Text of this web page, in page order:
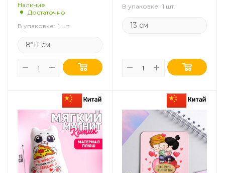
Наличие
Достаточно
В упаковке: 1 шт.
8*11 см
В упаковке: 1 шт.
13 см